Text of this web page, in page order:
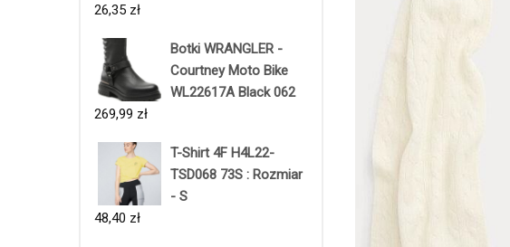
26,35 zł
Botki WRANGLER -
Courtney Moto Bike
WL22617A Black 062
269,99 zł
T-Shirt 4F H4L22-
TSD068 73S : Rozmiar
- S
48,40 zł